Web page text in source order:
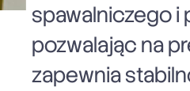
spawalniczego i
pozwalając na
zapewnia